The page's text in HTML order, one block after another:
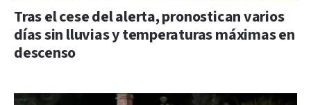
Tras el cese del alerta, pronostican varios
días sin lluvias y temperaturas máximas en
descenso